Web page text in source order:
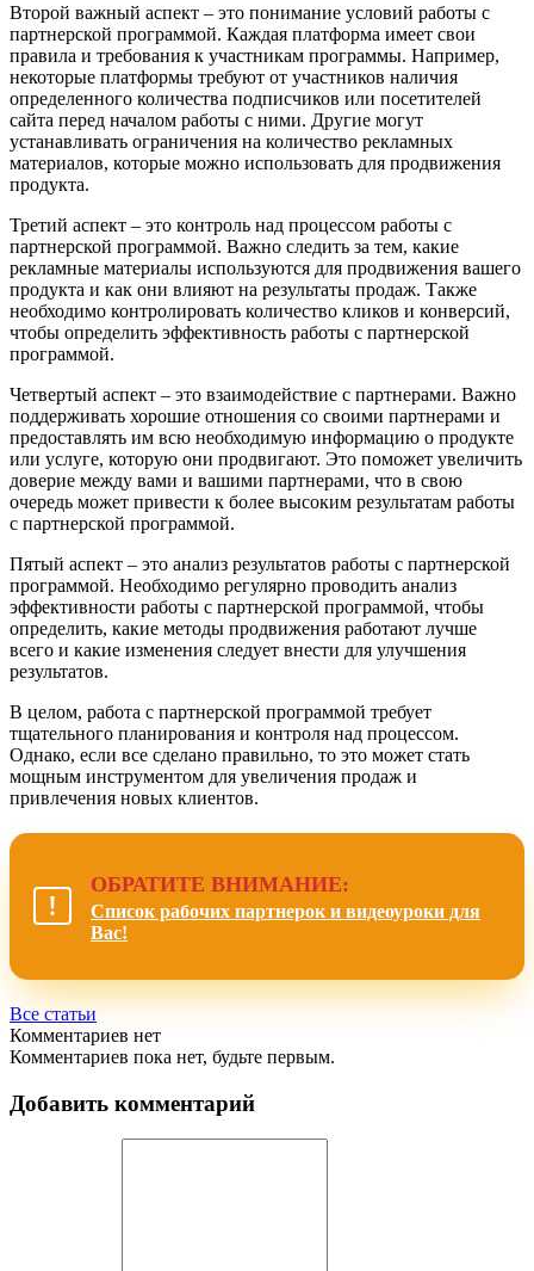
Второй важный аспект – это понимание условий работы с
партнерской программой. Каждая платформа имеет свои
правила и требования к участникам программы. Например,
некоторые платформы требуют от участников наличия
определенного количества подписчиков или посетителей
сайта перед началом работы с ними. Другие могут
устанавливать ограничения на количество рекламных
материалов, которые можно использовать для продвижения
продукта.
Третий аспект – это контроль над процессом работы с
партнерской программой. Важно следить за тем, какие
рекламные материалы используются для продвижения вашего
продукта и как они влияют на результаты продаж. Также
необходимо контролировать количество кликов и конверсий,
чтобы определить эффективность работы с партнерской
программой.
Четвертый аспект – это взаимодействие с партнерами. Важно
поддерживать хорошие отношения со своими партнерами и
предоставлять им всю необходимую информацию о продукте
или услуге, которую они продвигают. Это поможет увеличить
доверие между вами и вашими партнерами, что в свою
очередь может привести к более высоким результатам работы
с партнерской программой.
Пятый аспект – это анализ результатов работы с партнерской
программой. Необходимо регулярно проводить анализ
эффективности работы с партнерской программой, чтобы
определить, какие методы продвижения работают лучше
всего и какие изменения следует внести для улучшения
результатов.
В целом, работа с партнерской программой требует
тщательного планирования и контроля над процессом.
Однако, если все сделано правильно, то это может стать
мощным инструментом для увеличения продаж и
привлечения новых клиентов.
ОБРАТИТЕ ВНИМАНИЕ:
Список рабочих партнерок и видеоуроки для
Вас!
Все статьи
Комментариев нет
Комментариев пока нет, будьте первым.
Добавить комментарий